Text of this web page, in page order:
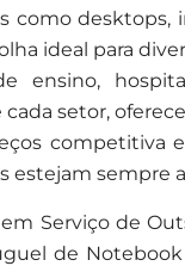
como desktops,
ideal para
ensino,
cada setor,
competitiva
estejam sempre
Serviço de
de